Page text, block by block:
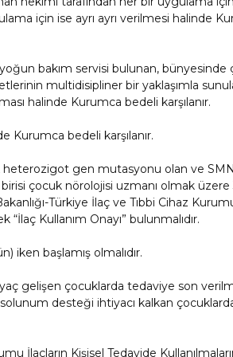
için ise ayrı ayrı verilmesi halinde
bakım servisi bulunan, bünyesinde
multidisipliner bir yaklaşımla
halinde Kurumca bedeli karşılanır.
Kurumca bedeli karşılanır.
gen mutasyonu olan ve
birisi çocuk nörolojisi uzmanı olmak
Türkiye İlaç ve Tıbbi Cihaz
Kullanım Onayı” bulunmalıdır.
iken başlamış olmalıdır.
gelişen çocuklarda tedaviye son
desteği ihtiyacı kalkan
İlaçların Kişisel Tedavide